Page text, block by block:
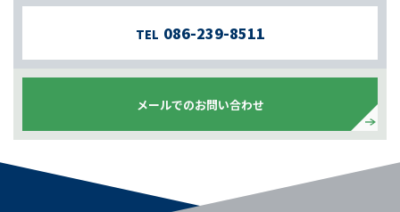
TEL 086-239-8511
メールでのお問い合わせ